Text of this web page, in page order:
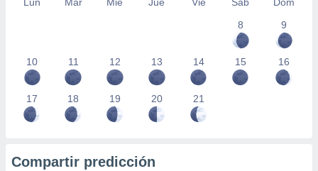
8
9
10 11 12 13 14 15 16
17 18 19 20 21
Compartir predicción